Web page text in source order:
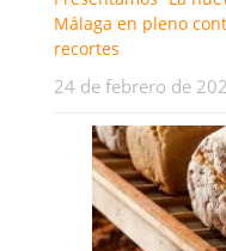
Málaga en pleno
recortes
24 de febrero de